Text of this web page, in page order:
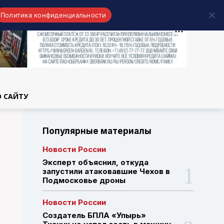
САЙТУ
Популярные материалы
Новости России
Эксперт объяснил, откуда
запустили атаковавшие Чехов в
Подмосковье дроны
Новости России
Создатель БПЛА «Упырь»
Политика конфиденциальности